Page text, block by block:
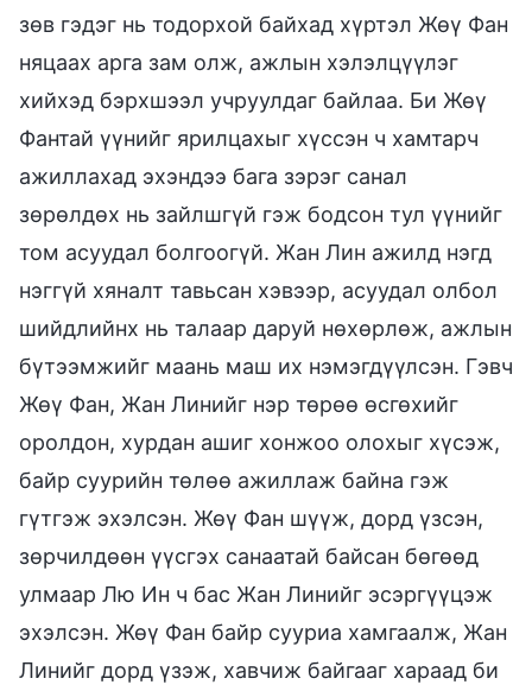
зөв гэдэг нь тодорхой байхад хүртэл Жөү Фан
няцаах арга зам олж, ажлын хэлэлцүүлэг
хийхэд бэрхшээл учруулдаг байлаа. Би Жөү
Фантай үүнийг ярилцахыг хүссэн ч хамтарч
ажиллахад эхэндээ бага зэрэг санал
зөрөлдөх нь зайлшгүй гэж бодсон тул үүнийг
том асуудал болгоогүй. Жан Лин ажилд нэгд
нэггүй хяналт тавьсан хэвээр, асуудал олбол
шийдлийнх нь талаар даруй нөхөрлөж, ажлын
бүтээмжийг маань маш их нэмэгдүүлсэн. Гэвч
Жөү Фан, Жан Линийг нэр төрөө өсгөхийг
оролдон, хурдан ашиг хонжоо олохыг хүсэж,
байр суурийн төлөө ажиллаж байна гэж
гүтгэж эхэлсэн. Жөү Фан шүүж, дорд үзсэн,
зөрчилдөөн үүсгэх санаатай байсан бөгөөд
улмаар Лю Ин ч бас Жан Линийг эсэргүүцэж
эхэлсэн. Жөү Фан байр сууриа хамгаалж, Жан
Линийг дорд үзэж, хавчиж байгааг хараад би